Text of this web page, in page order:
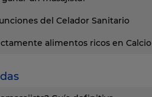
del Celador Sanitario
alimentos ricos en Calcio